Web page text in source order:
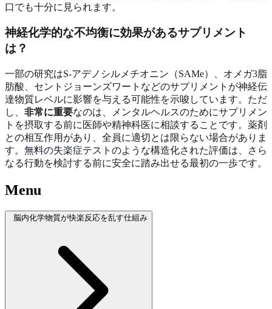
口でも十分に見られます。
神経化学的な不均衡に効果があるサプリメント
は？
一部の研究はS-アデノシルメチオニン（SAMe）、オメガ3脂
肪酸、セントジョーンズワートなどのサプリメントが神経伝
達物質レベルに影響を与える可能性を示唆しています。ただ
し、 非常に重要なのは、メンタルヘルスのためにサプリメン
トを摂取する前に医師や精神科医に相談することです。薬剤
との相互作用があり、全員に適切とは限らない場合がありま
す。 無料の失楽症テスト のような構造化された評価は、さら
なる行動を検討する前に安全に踏み出せる最初の一歩です。
Menu
脳内化学物質が快楽反応を乱す仕組み